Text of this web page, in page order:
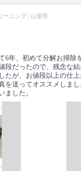
ーニング | 山形県
6年、初めて分解お掃除
段だったので、残念な
たが、お値段以上の仕
を送ってオススメしまし
ました。